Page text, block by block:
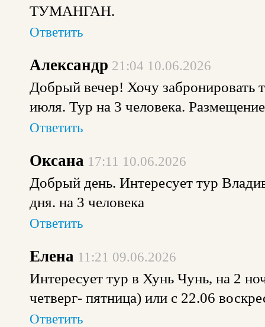
ТУМАНГАН.
Ответить
Александр 21:04 10.06.2026
Добрый вечер! Хочу забронировать
июля. Тур на 3 человека.
Ответить
Оксана 17:11 10.06.2026
Добрый день. Интересует тур
дня. на 3 человека
Ответить
Елена 11:21 09.06.2026
Интересует тур в Хунь Чунь, на 2
четверг- пятница) или с 22.06
Ответить